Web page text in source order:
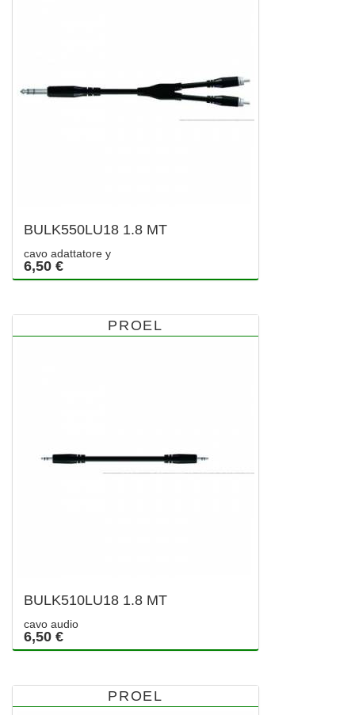
BULK550LU18 1.8 MT
cavo adattatore y
6,50 €
PROEL
BULK510LU18 1.8 MT
cavo audio
6,50 €
PROEL